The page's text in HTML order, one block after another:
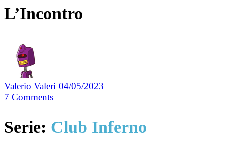
L’Incontro
Valerio Valeri 04/05/2023
7 Comments
Serie: Club Inferno